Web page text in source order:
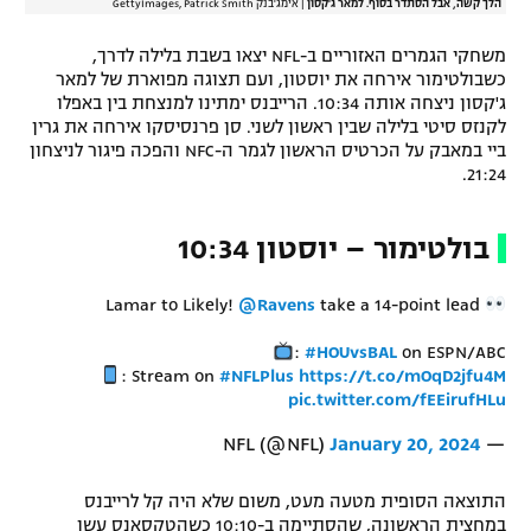
הצטרפות לחבילת הערוצים
לוח דרושים – ג'ובנט
המגזין
הלך קשה, אבל הסתדר בסוף. למאר ג'קסון אימג'בנק GettyImages, Patrick Smith
משחקי הגמרים האזוריים ב-NFL יצאו בשבת בלילה לדרך,
כשבולטימור אירחה את יוסטון, ועם תצוגה מפוארת של למאר
ג'קסון ניצחה אותה 10:34. הרייבנס ימתינו למנצחת בין באפלו
לקנזס סיטי בלילה שבין ראשון לשני. סן פרנסיסקו אירחה את גרין
ביי במאבק על הכרטיס הראשון לגמר ה-NFC והפכה פיגור לניצחון
21:24.
בולטימור – יוסטון 10:34
Lamar to Likely! @Ravens take a 14-point lead
: #HOUvsBAL on ESPN/ABC
: Stream on #NFLPlus https://t.co/mOqD2jfu4M
pic.twitter.com/fEEirufHLu
— NFL (@NFL)
January 20, 2024
התוצאה הסופית מטעה מעט, משום שלא היה קל לרייבנס
במחצית הראשונה, שהסתיימה ב-10:10 כשהטקסאנס עשו